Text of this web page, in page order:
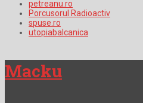
petreanu.ro
Porcusorul Radioactiv
spuse.ro
utopiabalcanica
Macku